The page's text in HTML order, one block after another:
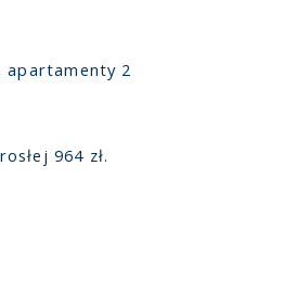
apartamenty 2
964 zł.